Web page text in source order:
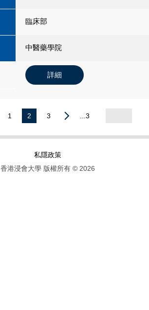
臨床部
中醫藥學院
詳細
1 2 3 ...3
私隱政策
香港浸會大學 版權所有 © 2026